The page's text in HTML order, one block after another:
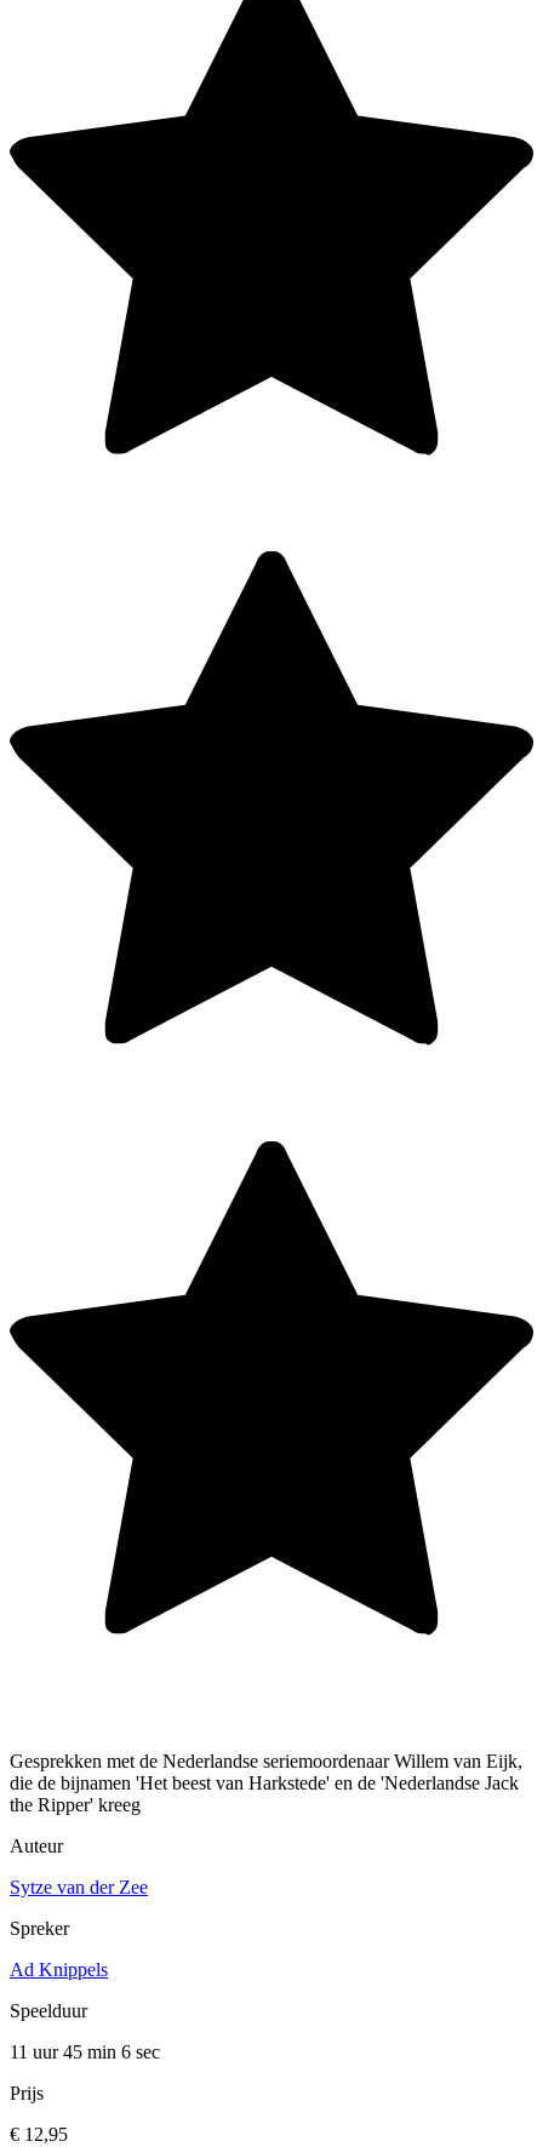
Gesprekken met de Nederlandse seriemoordenaar Willem van Eijk,
die de bijnamen 'Het beest van Harkstede' en de 'Nederlandse Jack
the Ripper' kreeg
Auteur
Sytze van der Zee
Spreker
Ad Knippels
Speelduur
11 uur 45 min 6 sec
Prijs
€ 12,95